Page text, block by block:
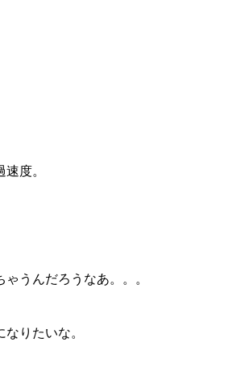
度。
うんだろうなあ。。。
りたいな。